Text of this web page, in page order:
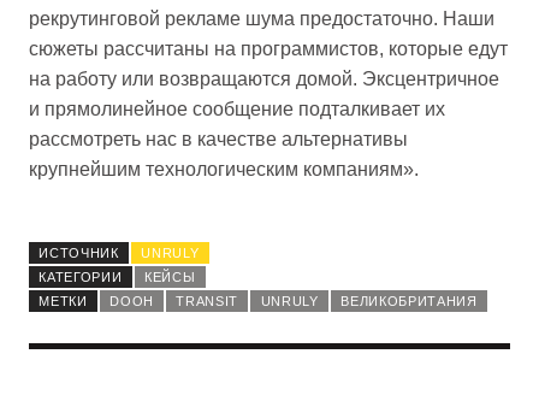
рекрутинговой рекламе шума предостаточно. Наши
сюжеты рассчитаны на программистов, которые едут
на работу или возвращаются домой. Эксцентричное
и прямолинейное сообщение подталкивает их
рассмотреть нас в качестве альтернативы
крупнейшим технологическим компаниям».
ИСТОЧНИК
UNRULY
КАТЕГОРИИ
КЕЙСЫ
МЕТКИ
DOOH TRANSIT UNRULY ВЕЛИКОБРИТАНИЯ